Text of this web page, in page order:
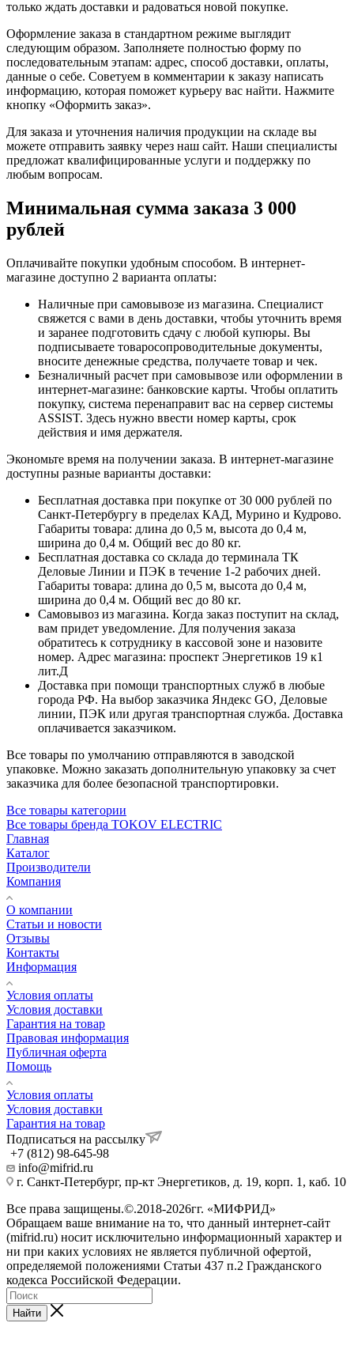
только ждать доставки и радоваться новой покупке.
Оформление заказа в стандартном режиме выглядит
следующим образом. Заполняете полностью форму по
последовательным этапам: адрес, способ доставки, оплаты,
данные о себе. Советуем в комментарии к заказу написать
информацию, которая поможет курьеру вас найти. Нажмите
кнопку «Оформить заказ».
Для заказа и уточнения наличия продукции на складе вы
можете отправить заявку через наш сайт. Наши специалисты
предложат квалифицированные услуги и поддержку по
любым вопросам.
Минимальная сумма заказа 3 000
рублей
Оплачивайте покупки удобным способом. В интернет-
магазине доступно 2 варианта оплаты:
Наличные при самовывозе из магазина. Специалист
свяжется с вами в день доставки, чтобы уточнить время
и заранее подготовить сдачу с любой купюры. Вы
подписываете товаросопроводительные документы,
вносите денежные средства, получаете товар и чек.
Безналичный расчет при самовывозе или оформлении в
интернет-магазине: банковские карты. Чтобы оплатить
покупку, система перенаправит вас на сервер системы
ASSIST. Здесь нужно ввести номер карты, срок
действия и имя держателя.
Экономьте время на получении заказа. В интернет-магазине
доступны разные варианты доставки:
Бесплатная доставка при покупке от 30 000 рублей по
Санкт-Петербургу в пределах КАД, Мурино и Кудрово.
Габариты товара: длина до 0,5 м, высота до 0,4 м,
ширина до 0,4 м. Общий вес до 80 кг.
Бесплатная доставка со склада до терминала ТК
Деловые Линии и ПЭК в течение 1-2 рабочих дней.
Габариты товара: длина до 0,5 м, высота до 0,4 м,
ширина до 0,4 м. Общий вес до 80 кг.
Самовывоз из магазина. Когда заказ поступит на склад,
вам придет уведомление. Для получения заказа
обратитесь к сотруднику в кассовой зоне и назовите
номер. Адрес магазина: проспект Энергетиков 19 к1
лит.Д
Доставка при помощи транспортных служб в любые
города РФ. На выбор заказчика Яндекс GO, Деловые
линии, ПЭК или другая транспортная служба. Доставка
оплачивается заказчиком.
Все товары по умолчанию отправляются в заводской
упаковке. Можно заказать дополнительную упаковку за счет
заказчика для более безопасной транспортировки.
Все товары категории
Все товары бренда TOKOV ELECTRIC
Главная
Каталог
Производители
Компания
О компании
Статьи и новости
Отзывы
Контакты
Информация
Условия оплаты
Условия доставки
Гарантия на товар
Правовая информация
Публичная оферта
Помощь
Условия оплаты
Условия доставки
Гарантия на товар
Подписаться на рассылку
+7 (812) 98-645-98
info@mifrid.ru
г. Санкт-Петербург, пр-кт Энергетиков, д. 19, корп. 1, каб. 10
Все права защищены.©.2018-2026гг. «МИФРИД»
Обращаем ваше внимание на то, что данный интернет-сайт
(mifrid.ru) носит исключительно информационный характер и
ни при каких условиях не является публичной офертой,
определяемой положениями Статьи 437 п.2 Гражданского
кодекса Российской Федерации.
Найти